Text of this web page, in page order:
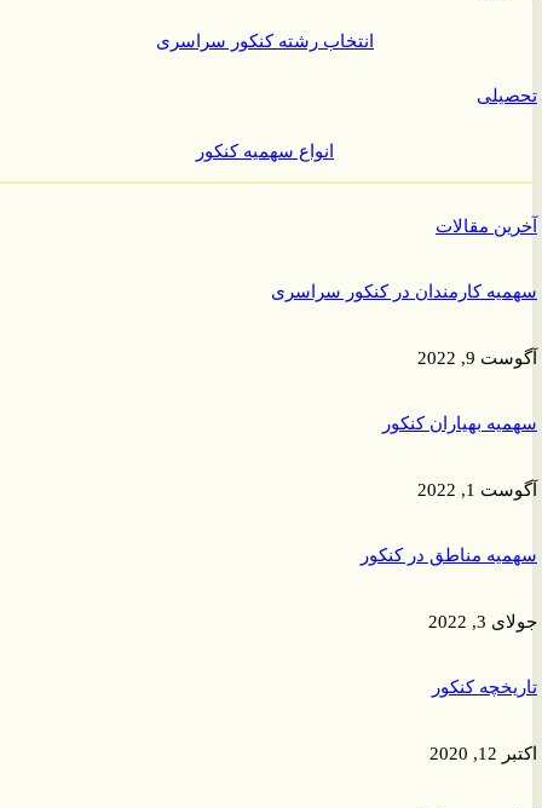
انتخاب رشته کنکور سراسری
انواع سهمیه کنکور
مقالات
کارمندان در کنکور سراسری
2022
بهیاران کنکور
2022
مناطق در کنکور
2022
کنکور